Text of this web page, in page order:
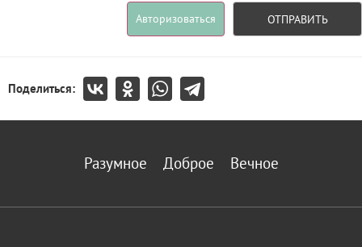
Авторизоваться ОТПРАВИТЬ
Поделиться:
Разумное Доброе Вечное